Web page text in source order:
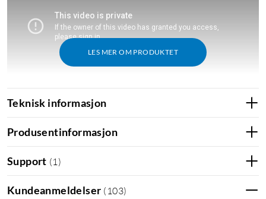
LES MER OM PRODUKTET
Teknisk informasjon
Produsentinformasjon
Support (1 )
Kundeanmeldelser ( 103)